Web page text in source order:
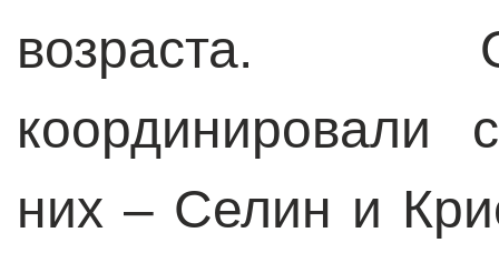
возраста.
координировали
них – Селин и